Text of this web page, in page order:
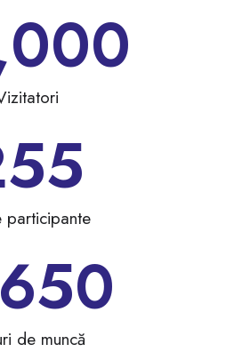
participante
de muncă